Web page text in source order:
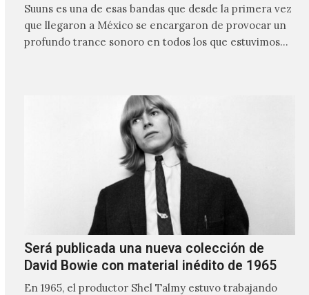
Suuns es una de esas bandas que desde la primera vez
que llegaron a México se encargaron de provocar un
profundo trance sonoro en todos los que estuvimos
Será publicada una nueva colección de
David Bowie con material inédito de 1965
En 1965, el productor Shel Talmy estuvo trabajando